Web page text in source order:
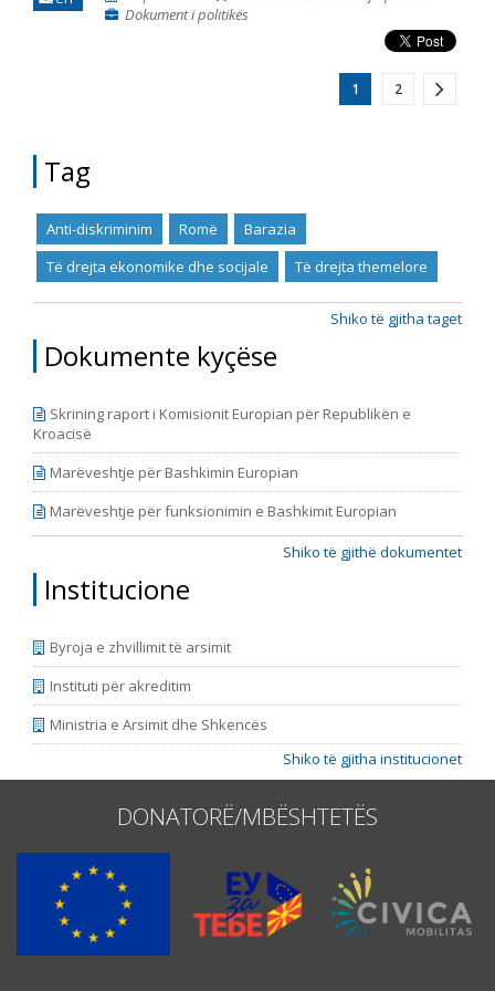
Dokument i politikës
1 2
Tag
Anti-diskriminim Romë
Barazia
Të drejta ekonomike dhe socijale
Të drejta themelore
Shiko të gjitha taget
Dokumente kyçëse
Skrining raport i Komisionit Europian për Republikën e
Kroacisë
Marëveshtje për Bashkimin Europian
Marëveshtje për funksionimin e Bashkimit Europian
Shiko të gjithë dokumentet
Institucione
Byroja e zhvillimit të arsimit
Instituti për akreditim
Ministria e Arsimit dhe Shkencës
Shiko të gjitha institucionet
DONATORË/MBËSHTETËS